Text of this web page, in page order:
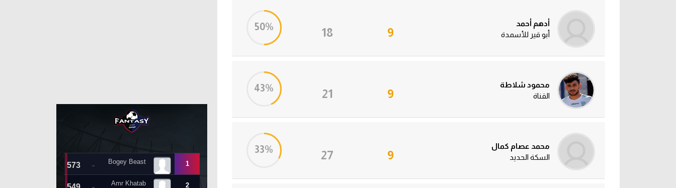
أدهم أحمد
أبو قير للأسمدة
9
18
50%
محمود شلاطة
القناة
9
21
43%
محمد عصام كمال
السكة الحديد
9
27
33%